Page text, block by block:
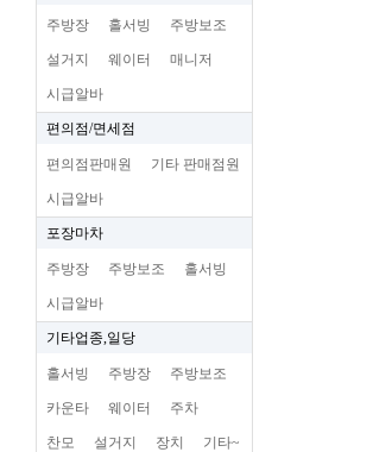
주방장 홀서빙 주방보조
설거지 웨이터 매니저
시급알바
편의점/면세점
편의점판매원 기타 판매점원
시급알바
포장마차
주방장 주방보조 홀서빙
시급알바
기타업종,일당
홀서빙 주방장 주방보조
카운타 웨이터 주차
찬모 설거지 장치 기타~